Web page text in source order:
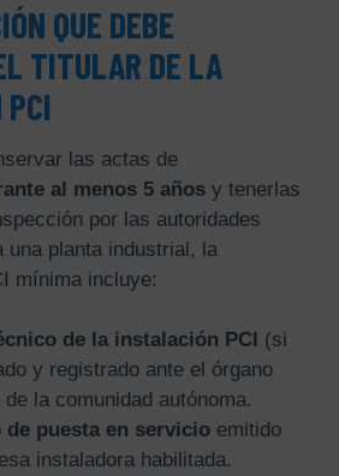
QUE DEBE
TITULAR DE LA
las actas de
al menos 5 añosy tenerlas
por las autoridades
una planta industrial, la
mínima incluye:
de la instalación PCI (si
y registrado ante el órgano
la comunidad autónoma.
puesta en servicioemitido
instaladora habilitada.